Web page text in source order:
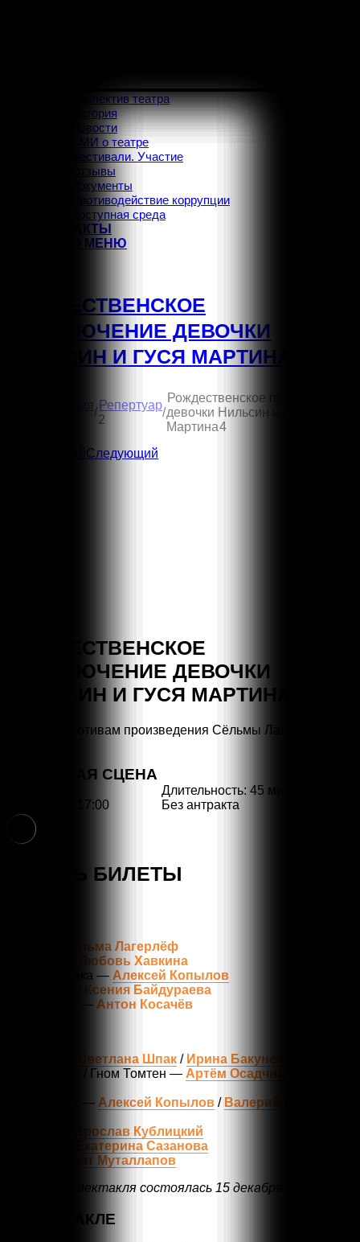
Коллектив театра
История
Новости
СМИ о театре
Фестивали. Участие
Отзывы
Документы
Противодействие коррупции
Доступная среда
КОНТАКТЫ
МЕНЮ
РОЖДЕСТВЕНСКОЕ
ПРИКЛЮЧЕНИЕ ДЕВОЧКИ
НИЛЬСИН И ГУСЯ МАРТИНА
/
Репертуар
2
/
Рождественское приключение
девочки Нильсин и гуся
Мартина4
Следующий
РОЖДЕСТВЕНСКОЕ
ПРИКЛЮЧЕНИЕ ДЕВОЧКИ
НИЛЬСИН И ГУСЯ МАРТИНА
Сказка по мотивам произведения Сёльмы Лагерлёф
ОСНОВНАЯ СЦЕНА
01.12.2024, 17:00
Длительность: 45 мин.
Без антракта
КУПИТЬ БИЛЕТЫ
Сельма Лагерлёф
Любовь Хавкина
Инсценировка — Алексей Копылов
Ксения Байдураева
Композитор — Антон Косачёв
Светлана Шпак / Ирина Бакуненко
Гусь Мартин / Гном Томтен — Артём Осадчий
Кот Тир / Ёж — Алексей Копылов / Валерий Шевелёв
Ярослав Кублицкий
Екатерина Сазанова
Ринат Муталлапов
Премьера спектакля состоялась 15 декабря 2019 года
О СПЕКТАКЛЕ